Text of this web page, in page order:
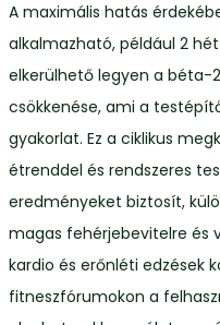
A maximális hatás
alkalmazható, például 2
elkerülhető legyen a béta-
csökkenése, ami a
gyakorlat. Ez a ciklikus
étrenddel és rendszeres
eredményeket biztosít,
magas fehérjebevitelre és
kardio és erőnléti edzések
fitneszfórumokon a